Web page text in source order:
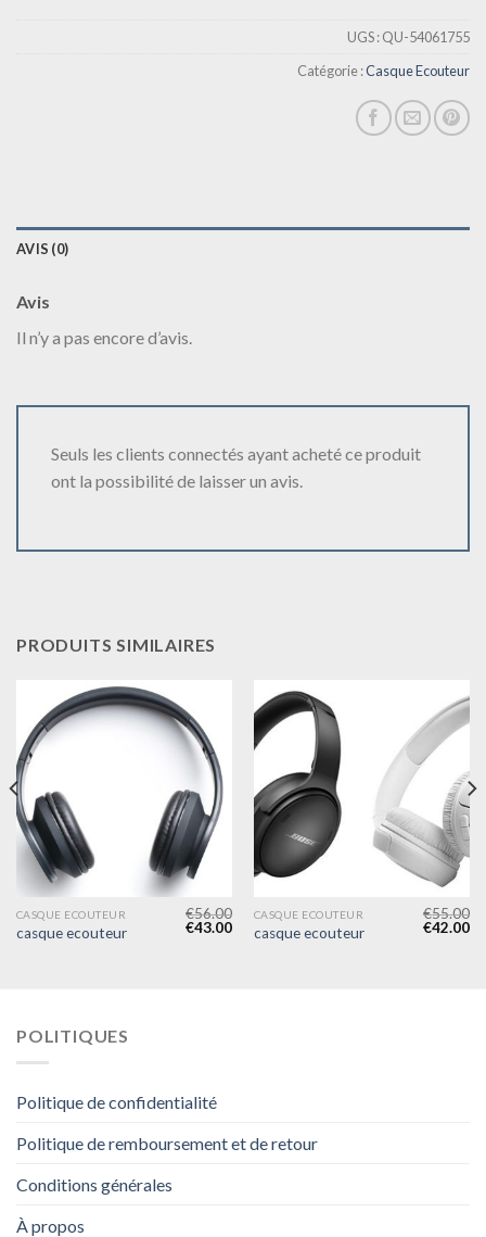
UGS :QU-54061755
Catégorie :Casque Ecouteur
AVIS (0)
Avis
Il n’y a pas encore d’avis.
Seuls les clients connectés ayant acheté ce produit
ont la possibilité de laisser un avis.
PRODUITS SIMILAIRES
CASQUE ECOUTEUR
casque ecouteur
€56.00
€43.00
CASQUE ECOUTEUR
casque ecouteur
€55.00
€42.00
POLITIQUES
Politique de confidentialité
Politique de remboursement et de retour
Conditions générales
À propos